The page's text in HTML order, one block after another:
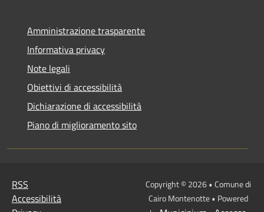
Amministrazione trasparente
Informativa privacy
Note legali
Obiettivi di accessibilità
Dichiarazione di accessibilità
Piano di miglioramento sito
RSS
Accessibilità
Copyright © 2026 • Comune di
Cairo Montenotte • Powered